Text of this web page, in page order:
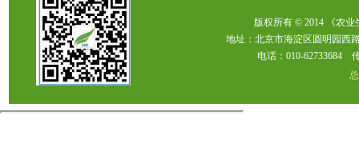
版权所有 © 2014 《农
地址：北京市海淀区圆明园西
电话：010-62733684